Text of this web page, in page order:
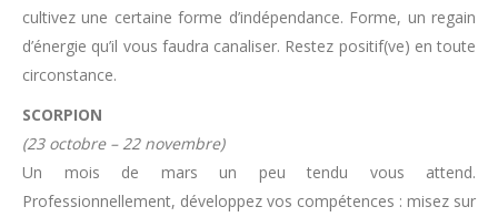
cultivez une certaine forme d’indépendance. Forme, un regain
d’énergie qu’il vous faudra canaliser. Restez positif(ve) en toute
circonstance.
SCORPION
(23 octobre – 22 novembre)
Un mois de mars un peu tendu vous attend.
Professionnellement, développez vos compétences : misez sur